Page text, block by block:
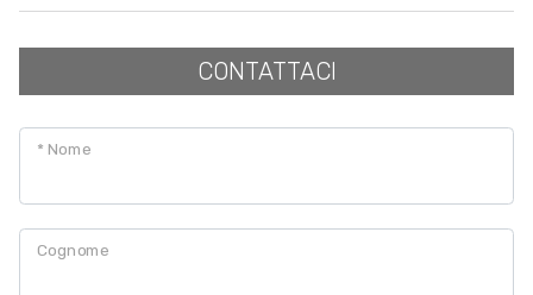
CONTATTACI
* Nome
Cognome